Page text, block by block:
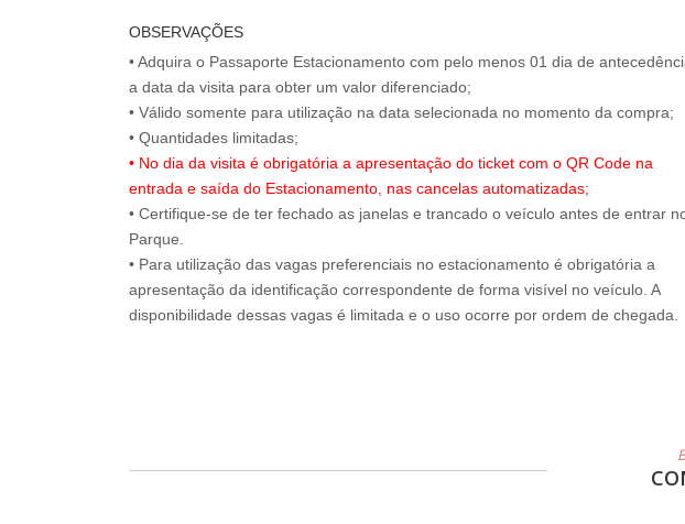
OBSERVAÇÕES
• Adquira o Passaporte Estacionamento com pelo menos 01 dia de
a data da visita para obter um valor diferenciado;
• Válido somente para utilização na data selecionada no momento da compra;
• No dia da visita é obrigatória a apresentação do ticket com o QR Code na
entrada e saída do Estacionamento, nas cancelas automatizadas;
• Certifique-se de ter fechado as janelas e trancado o veículo antes de entrar
Parque.
• Para utilização das vagas preferenciais no estacionamento é obrigatória a
apresentação da identificação correspondente de forma visível no veículo. A
disponibilidade dessas vagas é limitada e o uso ocorre por ordem de chegada.